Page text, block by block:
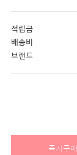
적립금
배송비
브랜드
즉시구매